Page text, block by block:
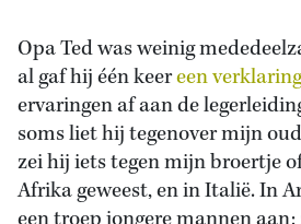
Opa Ted was weinig
al gaf hij één keereen verklaring
ervaringen af aan de
soms liet hij tegenover mijn
zei hij iets tegen mijn broertje
Afrika geweest, en in Italië. In